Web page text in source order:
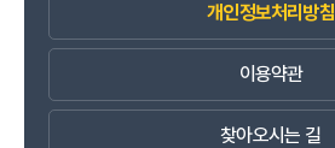
개인정보처리방침
이용약관
찾아오시는 길